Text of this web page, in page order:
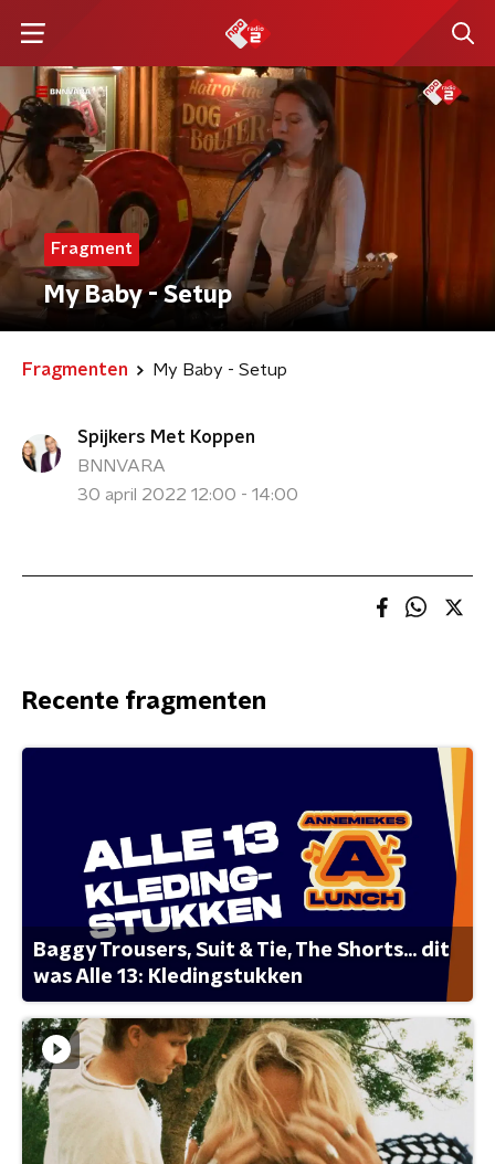
Fragment
My Baby - Setup
Fragmenten My Baby - Setup
Spijkers Met Koppen
BNNVARA
30 april 2022 12:00 - 14:00
Recente fragmenten
Baggy Trousers, Suit & Tie, The Shorts... dit
was Alle 13: Kledingstukken